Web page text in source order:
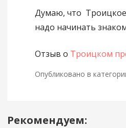
Думаю, что Троицкое
надо начинать
Отзыв о Троицком
Опубликовано в
Навигация
Рекомендуем: